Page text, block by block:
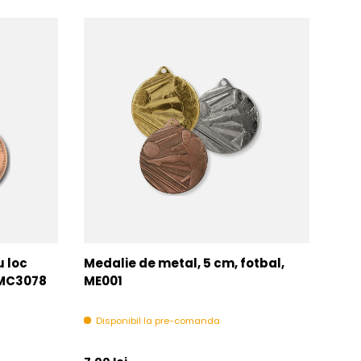
loc
Medalie de metal, 5 cm, fotbal,
ME001
Disponibil la pre-comanda